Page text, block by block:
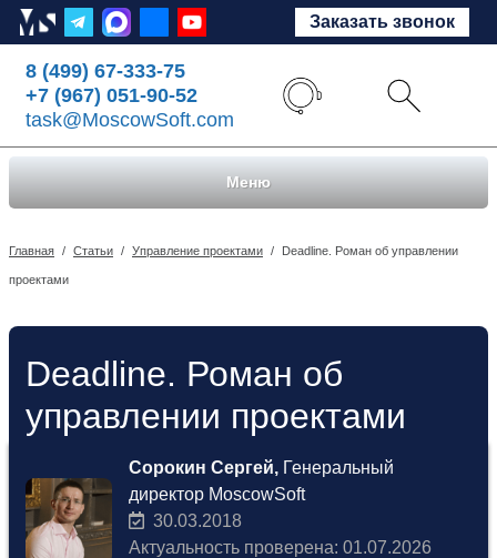
Заказать звонок
8 (499) 67-333-75
+7 (967) 051-90-52
task@MoscowSoft.com
Меню
Главная / Статьи / Управление проектами / Deadline. Роман об управлении
проектами
Deadline. Роман об
управлении проектами
Сорокин Сергей, Генеральный
директор MoscowSoft
30.03.2018
Актуальность проверена: 01.07.2026